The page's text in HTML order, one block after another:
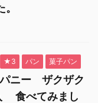
★3 パン 菓子パン
ニー ザクザク
食べてみまし